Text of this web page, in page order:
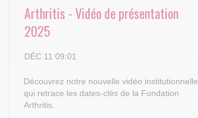
Arthritis - Vidéo de présentation
2025
DÉC 11 09:01
Découvrez notre nouvelle vidéo institutionnelle
qui retrace les dates-clés de la Fondation
Arthritis.